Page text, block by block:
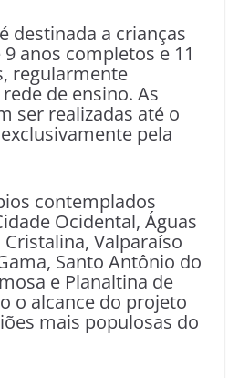
destinada a crianças
anos completos e 11
regularmente
de ensino. As
ser realizadas até o
pela
contemplados
Ocidental, Águas
Cristalina, Valparaíso
Santo Antônio do
e Planaltina de
o alcance do projeto
mais populosas do